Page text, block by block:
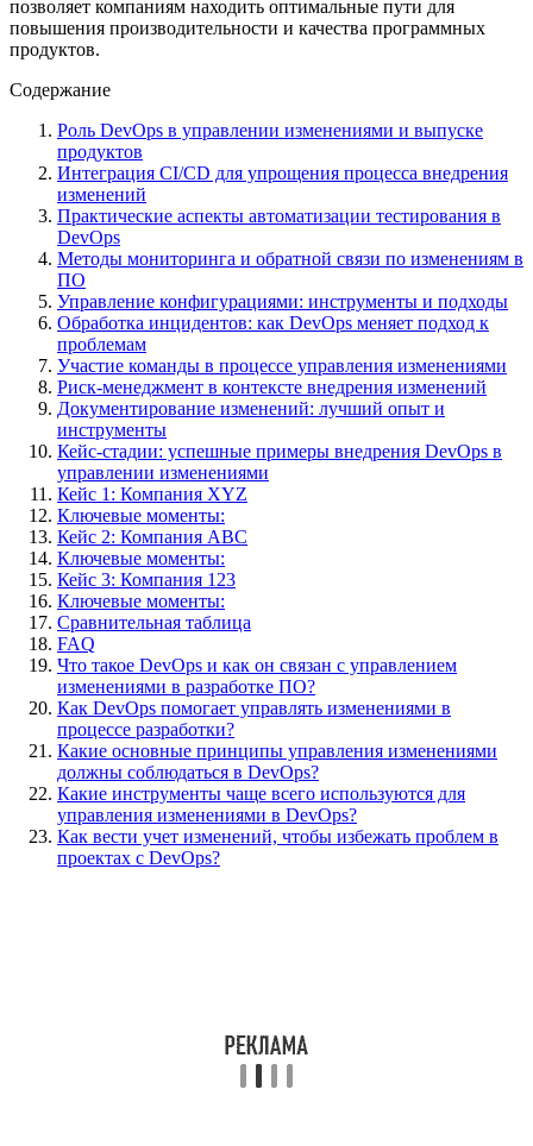
позволяет компаниям находить оптимальные пути для
повышения производительности и качества программных
продуктов.
Содержание
Роль DevOps в управлении изменениями и выпуске
продуктов
Интеграция CI/CD для упрощения процесса внедрения
изменений
Практические аспекты автоматизации тестирования в
DevOps
Методы мониторинга и обратной связи по изменениям в
ПО
Управление конфигурациями: инструменты и подходы
Обработка инцидентов: как DevOps меняет подход к
проблемам
Участие команды в процессе управления изменениями
Риск-менеджмент в контексте внедрения изменений
Документирование изменений: лучший опыт и
инструменты
Кейс-стадии: успешные примеры внедрения DevOps в
управлении изменениями
Кейс 1: Компания XYZ
Ключевые моменты:
Кейс 2: Компания ABC
Ключевые моменты:
Кейс 3: Компания 123
Ключевые моменты:
Сравнительная таблица
FAQ
Что такое DevOps и как он связан с управлением
изменениями в разработке ПО?
Как DevOps помогает управлять изменениями в
процессе разработки?
Какие основные принципы управления изменениями
должны соблюдаться в DevOps?
Какие инструменты чаще всего используются для
управления изменениями в DevOps?
Как вести учет изменений, чтобы избежать проблем в
проектах с DevOps?